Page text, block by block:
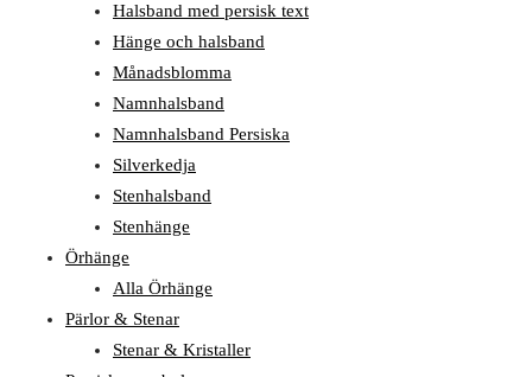
Halsband med persisk text
Hänge och halsband
Månadsblomma
Namnhalsband
Namnhalsband Persiska
Silverkedja
Stenhalsband
Stenhänge
Örhänge
Alla Örhänge
Pärlor & Stenar
Stenar & Kristaller